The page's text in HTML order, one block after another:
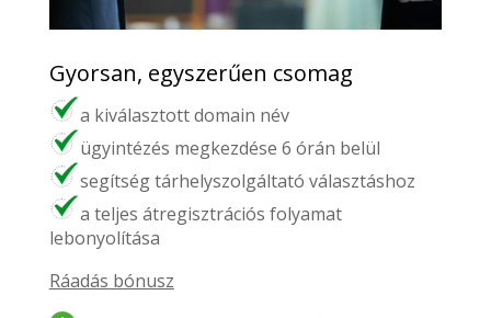
Gyorsan, egyszerűen csomag
a kiválasztott domain név
ügyintézés megkezdése 6 órán belül
segítség tárhelyszolgáltató választáshoz
a teljes átregisztrációs folyamat
lebonyolítása
Ráadás bónusz